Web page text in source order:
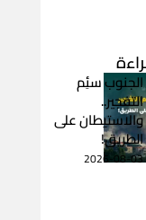
الجنوب سئِم
التفجير..
والاستيطان على
الطريق!
2026-08-03